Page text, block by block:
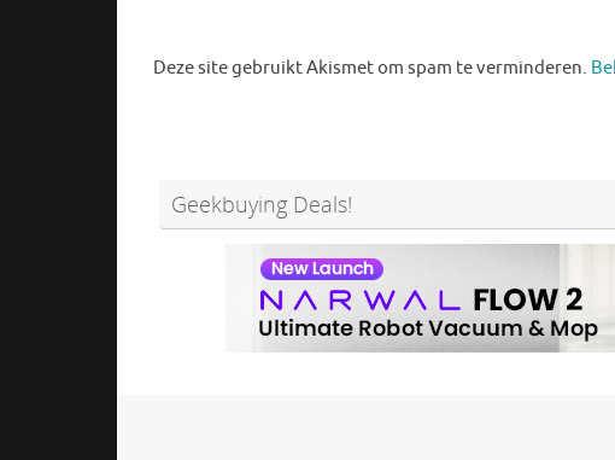
Deze site gebruikt Akismet om spam te verminderen.
Geekbuying Deals!